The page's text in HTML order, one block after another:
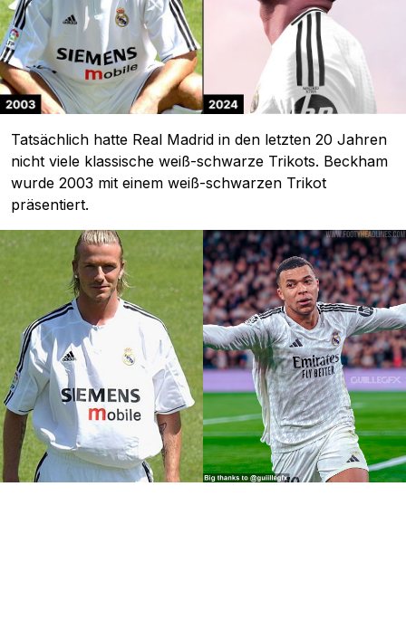
Tatsächlich hatte Real Madrid in den letzten 20 Jahren
nicht viele klassische weiß-schwarze Trikots. Beckham
wurde 2003 mit einem weiß-schwarzen Trikot
präsentiert.